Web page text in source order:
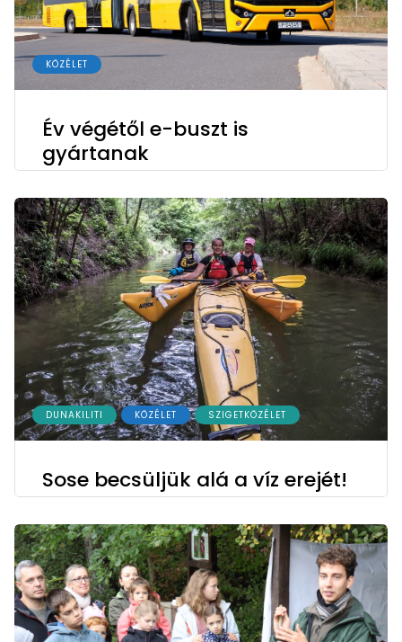
KÖZÉLET
Év végétől e-buszt is
gyártanak
DUNAKILITI KÖZÉLET SZIGETKÖZÉLET
Sose becsüljük alá a víz erejét!